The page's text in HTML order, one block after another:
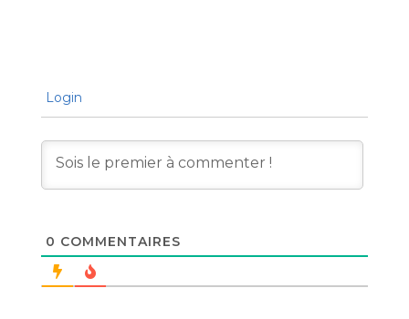
Login
0 COMMENTAIRES